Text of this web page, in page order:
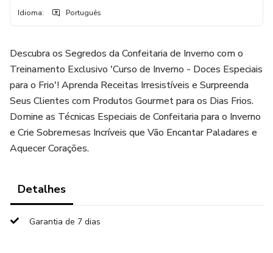
Idioma: Português
Descubra os Segredos da Confeitaria de Inverno com o
Treinamento Exclusivo 'Curso de Inverno - Doces Especiais
para o Frio'! Aprenda Receitas Irresistíveis e Surpreenda
Seus Clientes com Produtos Gourmet para os Dias Frios.
Domine as Técnicas Especiais de Confeitaria para o Inverno
e Crie Sobremesas Incríveis que Vão Encantar Paladares e
Aquecer Corações.
Detalhes
Garantia de 7 dias